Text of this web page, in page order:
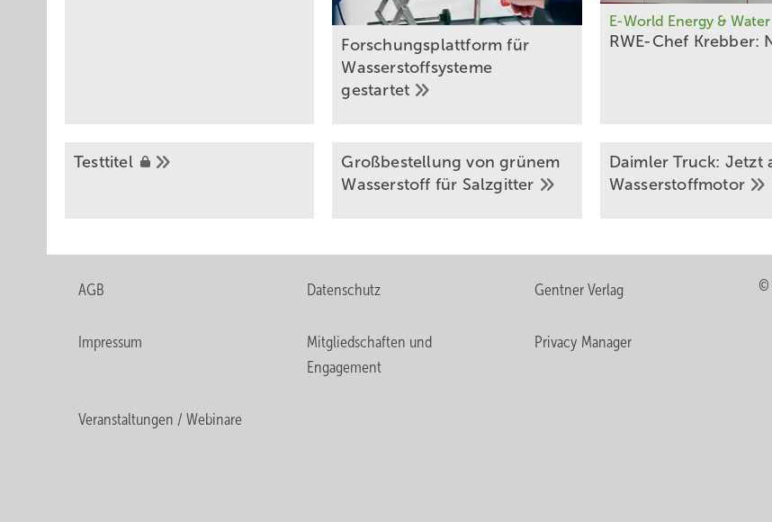
Forschungsplattform für
Wasserstoffsysteme
gestartet
E-World Energy & Water
RWE-Chef
Testtitel
Großbestellung von grünem
Wasserstoff für Salzgitter
Daimler Truck: Jetzt
­Wasserstoffmotor
AGB Datenschutz Gentner Verlag
Impressum
Mitgliedschaften und
Engagement
Privacy Manager
Veranstaltungen / Webinare
©